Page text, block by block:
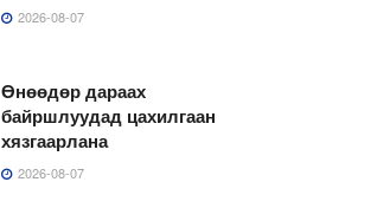
2026-08-07
Өнөөдөр дараах
байршлуудад цахилгаан
хязгаарлана
2026-08-07